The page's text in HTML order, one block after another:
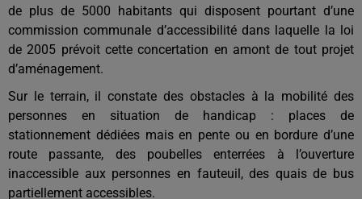
de plus de 5000 habitants qui disposent pourtant d’une
commission communale d’accessibilité dans laquelle la loi
de 2005 prévoit cette concertation en amont de tout projet
d’aménagement.
Sur le terrain, il constate des obstacles à la mobilité des
personnes en situation de handicap : places de
stationnement dédiées mais en pente ou en bordure d’une
route passante, des poubelles enterrées à l’ouverture
inaccessible aux personnes en fauteuil, des quais de bus
partiellement accessibles.